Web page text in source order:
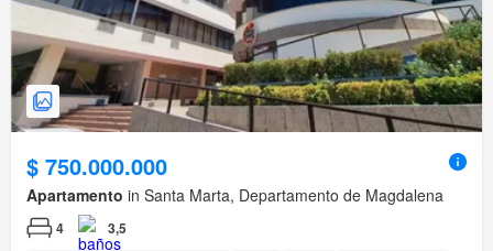
$ 750.000.000
Apartamento in Santa Marta, Departamento de Magdalena
4 3,5